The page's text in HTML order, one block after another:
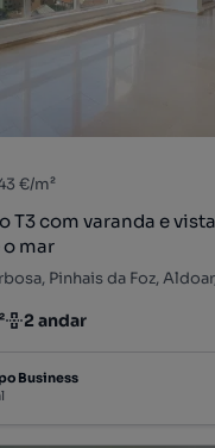
€/m²
T3 com varanda e
o mar
quadrado
2 andar
Business